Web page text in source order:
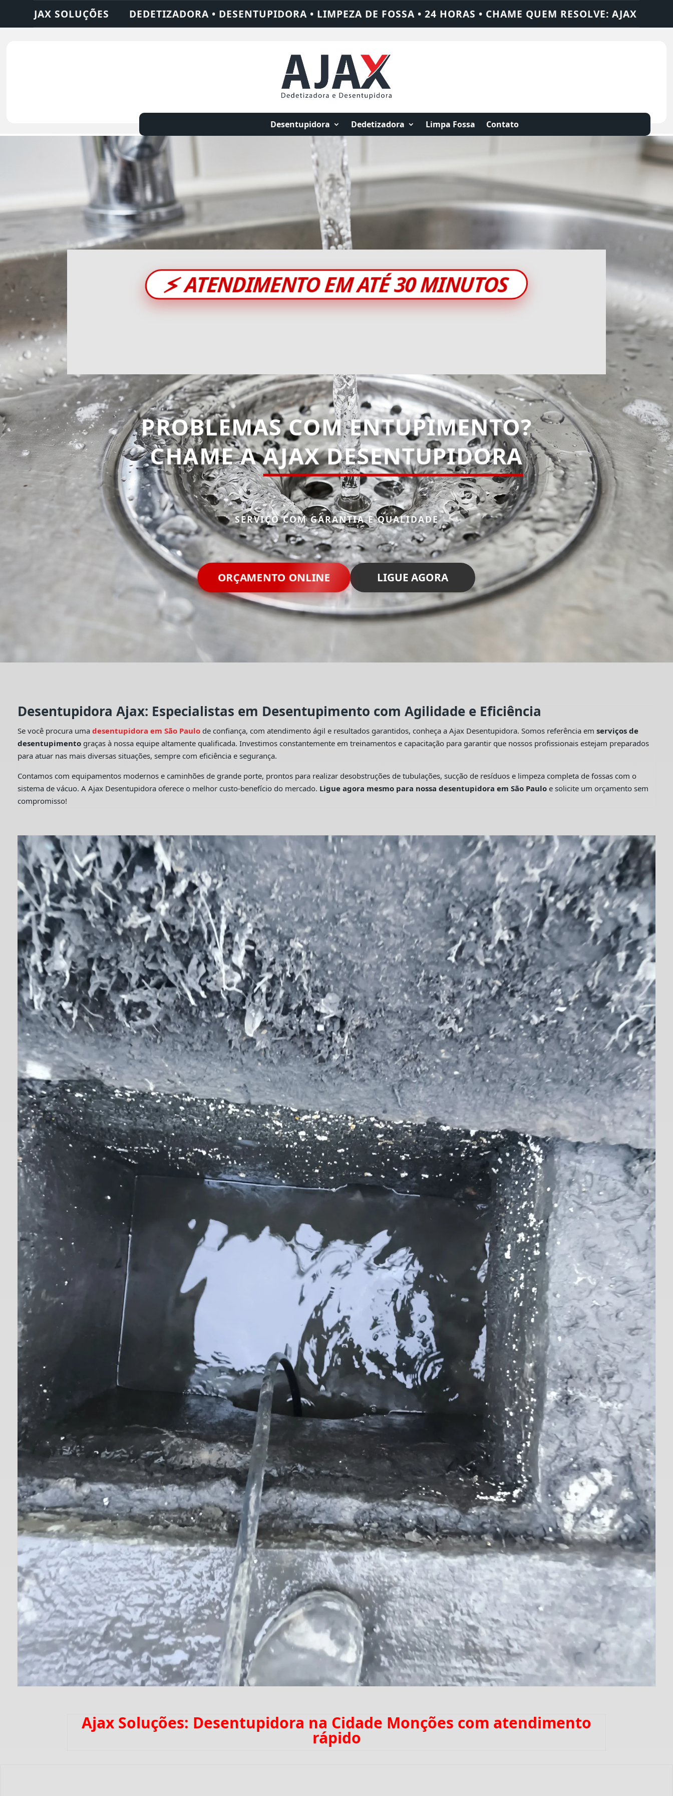
• DESENTUPIDORA • LIMPEZA DE FOSSA • 24 HORAS • CHAME QUEM RESOLVE: AJAX SOLUÇÕES DEDETIZADORA •
Desentupidora Dedetizadora Limpa Fossa Contato
⚡ATENDIMENTO EM ATÉ 30 MINUTOS
PROBLEMAS COM ENTUPIMENTO?
CHAME AAJAX DESENTUPIDORA
SERVIÇO COM GARANTIA E QUALIDADE
ORÇAMENTO ONLINE LIGUE AGORA
Desentupidora Ajax: Especialistas em Desentupimento com Agilidade e Eficiência
Se você procura uma desentupidora em São Paulo de confiança, com atendimento ágil e resultados garantidos, conheça a Ajax Desentupidora. Somos referência em serviços de
desentupimentograças à nossa equipe altamente qualificada. Investimos constantemente em treinamentos e capacitação para garantir que nossos profissionais estejam preparados
para atuar nas mais diversas situações, sempre com eficiência e segurança.
Contamos com equipamentos modernos e caminhões de grande porte, prontos para realizar desobstruções de tubulações, sucção de resíduos e limpeza completa de fossas com o
sistema de vácuo. A Ajax Desentupidora oferece o melhor custo-benefício do mercado. Ligue agora mesmo para nossa desentupidora em São Pauloe solicite um orçamento sem
compromisso!
Ajax Soluções: Desentupidora na Cidade Monções com atendimento
rápido